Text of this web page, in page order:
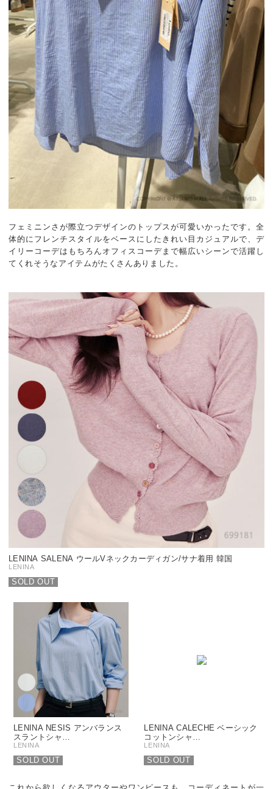
フェミニンさが際立つデザインのトップスが可愛いかったです。全
体的にフレンチスタイルをベースにしたきれい目カジュアルで、デ
イリーコーデはもちろんオフィスコーデまで幅広いシーンで活躍し
てくれそうなアイテムがたくさんありました。
LENINA SALENA ウールVネックカーディガン/サナ着用 韓国
LENINA
SOLD OUT
LENINA NESIS アンバランス
スラントシャ…
LENINA
SOLD OUT
LENINA CALECHE ベーシック
コットンシャ…
LENINA
SOLD OUT